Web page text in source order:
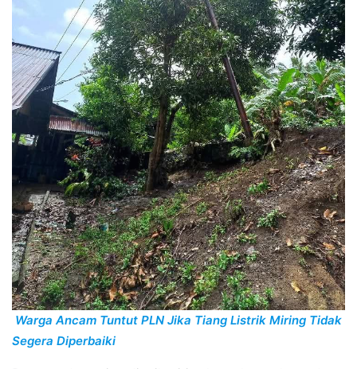
Warga Ancam Tuntut PLN Jika Tiang Listrik Miring Tidak
Segera Diperbaiki